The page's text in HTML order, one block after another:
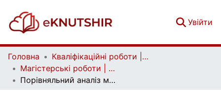
Увійти
Головна
Кваліфікаційні роботи | Qualifying works
Магістерські роботи | Master's theses
Порівняльний аналіз методів прогнозування курсу криптовалют